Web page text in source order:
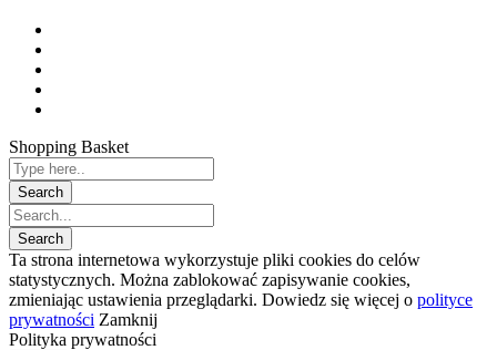
Shopping Basket
Ta strona internetowa wykorzystuje pliki cookies do celów
statystycznych. Można zablokować zapisywanie cookies,
zmieniając ustawienia przeglądarki. Dowiedz się więcej o polityce
prywatności Zamknij
Polityka prywatności